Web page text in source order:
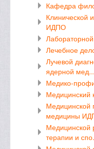
Кафедра
Клинической
ИДПО
Лечебное
Лучевой
ядерной мед...
Медико-
Медицинский
Медицинской
медицины
Медицинской
терапии и